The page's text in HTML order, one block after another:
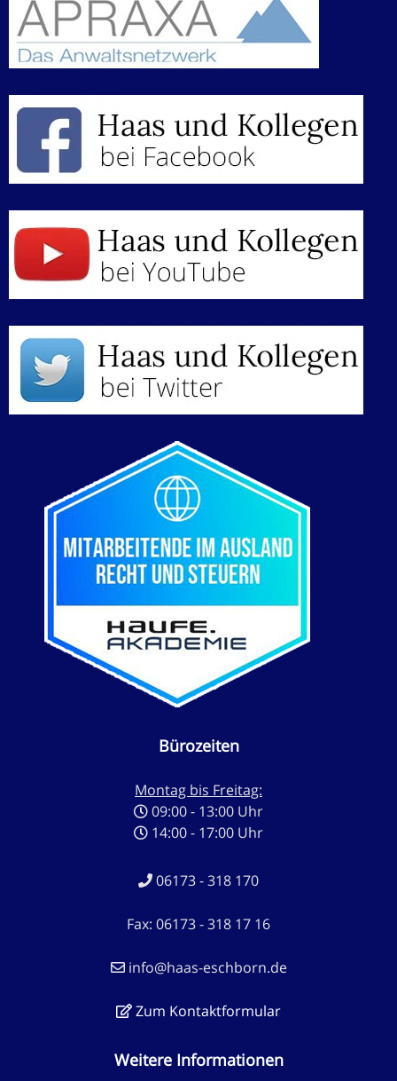
Bürozeiten
Montag bis Freitag:
09:00 - 13:00 Uhr
14:00 - 17:00 Uhr
06173 - 318 170
Fax: 06173 - 318 17 16
info@haas-eschborn.de
Zum Kontaktformular
Weitere Informationen